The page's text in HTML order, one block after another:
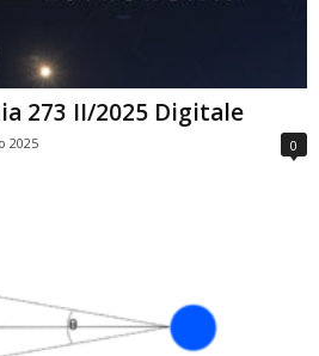
273 II/2025 Digitale
2025 0